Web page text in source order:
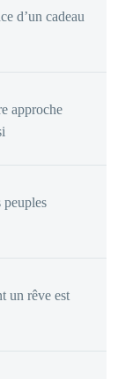
d’un cadeau
approche
peuples
un rêve est